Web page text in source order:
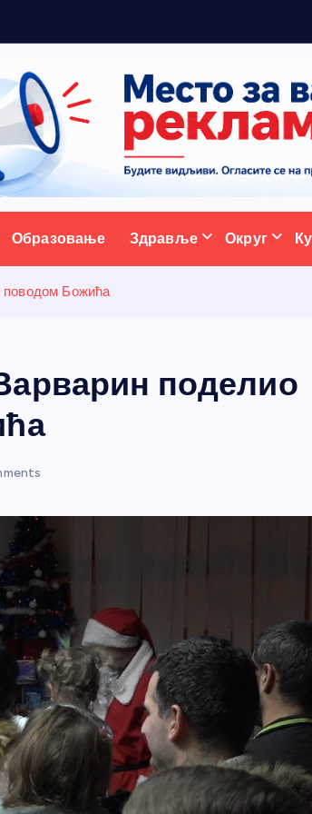
портал
Образовање Здравље Округ
Божића
поделио